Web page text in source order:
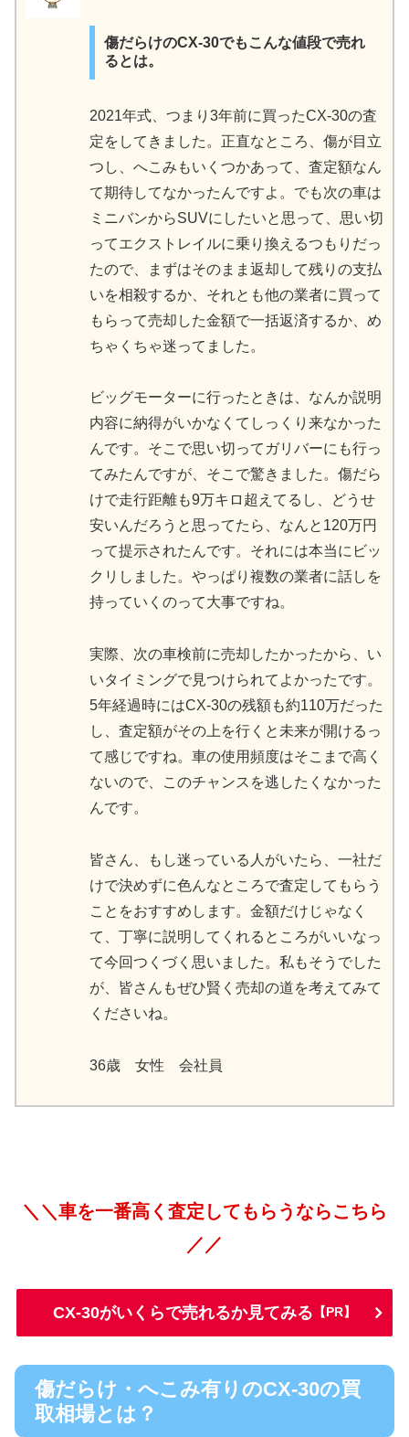
傷だらけのCX-30でもこんな値段で売れ
るとは。
2021年式、つまり3年前に買ったCX-30の査
定をしてきました。正直なところ、傷が目立
つし、へこみもいくつかあって、査定額なん
て期待してなかったんですよ。でも次の車は
ミニバンからSUVにしたいと思って、思い切
ってエクストレイルに乗り換えるつもりだっ
たので、まずはそのまま返却して残りの支払
いを相殺するか、それとも他の業者に買って
もらって売却した金額で一括返済するか、め
ちゃくちゃ迷ってました。
ビッグモーターに行ったときは、なんか説明
内容に納得がいかなくてしっくり来なかった
んです。そこで思い切ってガリバーにも行っ
てみたんですが、そこで驚きました。傷だら
けで走行距離も9万キロ超えてるし、どうせ
安いんだろうと思ってたら、なんと120万円
って提示されたんです。それには本当にビッ
クリしました。やっぱり複数の業者に話しを
持っていくのって大事ですね。
実際、次の車検前に売却したかったから、い
いタイミングで見つけられてよかったです。
5年経過時にはCX-30の残額も約110万だった
し、査定額がその上を行くと未来が開けるっ
て感じですね。車の使用頻度はそこまで高く
ないので、このチャンスを逃したくなかった
んです。
皆さん、もし迷っている人がいたら、一社だ
けで決めずに色んなところで査定してもらう
ことをおすすめします。金額だけじゃなく
て、丁寧に説明してくれるところがいいなっ
て今回つくづく思いました。私もそうでした
が、皆さんもぜひ賢く売却の道を考えてみて
くださいね。
36歳 女性 会社員
＼＼車を一番高く査定してもらうならこちら
／／
CX-30がいくらで売れるか見てみる 【PR】
傷だらけ・へこみ有りのCX-30の買
取相場とは？